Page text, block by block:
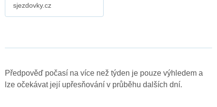
sjezdovky.cz
Předpověď počasí na více než týden je pouze výhledem a
lze očekávat její upřesňování v průběhu dalších dní.